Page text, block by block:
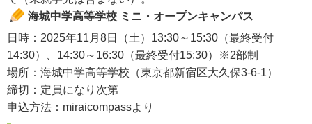
海城中学高等学校 ミニ・オープンキャンパス
日時：2025年11月8日（土）13:30～15:30（最終受付
14:30）、14:30～16:30（最終受付15:30）※2部制
場所：海城中学高等学校（東京都新宿区大久保3-6-1）
締切：定員になり次第
申込方法：miraicompassより